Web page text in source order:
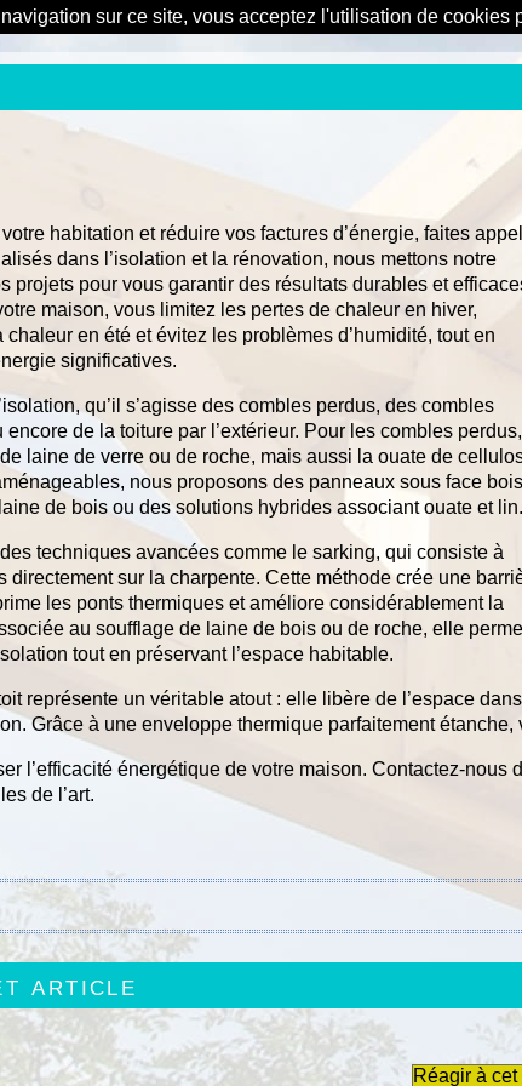
sur ce site, vous acceptez l'utilisation de
habitation et réduire vos factures d’énergie, faites
dans l’isolation et la rénovation, nous mettons notre
projets pour vous garantir des résultats durables et
maison, vous limitez les pertes de chaleur en hiver,
en été et évitez les problèmes d’humidité, tout en
significatives.
qu’il s’agisse des combles perdus, des combles
de la toiture par l’extérieur. Pour les combles perdus,
laine de verre ou de roche, mais aussi la ouate de
nous proposons des panneaux sous face bois
de bois ou des solutions hybrides associant ouate et lin.
techniques avancées comme le sarking, qui consiste à
directement sur la charpente. Cette méthode crée une
les ponts thermiques et améliore considérablement la
au soufflage de laine de bois ou de roche, elle
tout en préservant l’espace habitable.
représente un véritable atout : elle libère de l’espace
Grâce à une enveloppe thermique parfaitement
l’efficacité énergétique de votre maison. Contactez-
de l’art.
article
Réagir à cet